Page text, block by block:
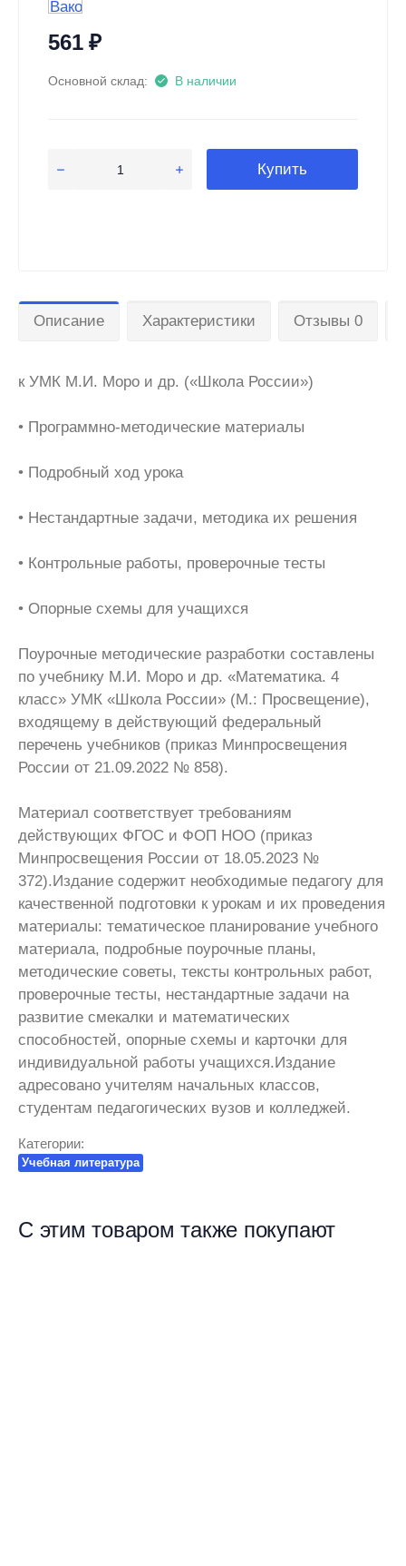
561₽
Основной склад: В наличии
Купить
Описание Характеристики Отзывы 0
к УМК М.И. Моро и др. («Школа России»)
• Программно-методические материалы
• Подробный ход урока
• Нестандартные задачи, методика их решения
• Контрольные работы, проверочные тесты
• Опорные схемы для учащихся
Поурочные методические разработки составлены
по учебнику М.И. Моро и др. «Математика. 4
класс» УМК «Школа России» (М.: Просвещение),
входящему в действующий федеральный
перечень учебников (приказ Минпросвещения
России от 21.09.2022 № 858).
Материал соответствует требованиям
действующих ФГОС и ФОП НОО (приказ
Минпросвещения России от 18.05.2023 №
372).Издание содержит необходимые педагогу для
качественной подготовки к урокам и их проведения
материалы: тематическое планирование учебного
материала, подробные поурочные планы,
методические советы, тексты контрольных работ,
проверочные тесты, нестандартные задачи на
развитие смекалки и математических
способностей, опорные схемы и карточки для
индивидуальной работы учащихся.Издание
адресовано учителям начальных классов,
студентам педагогических вузов и колледжей.
Категории:
Учебная литература
С этим товаром также покупают